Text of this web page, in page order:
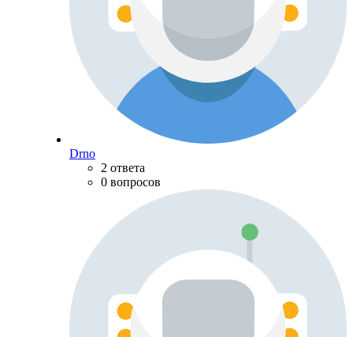
Drno
2 ответа
0 вопросов